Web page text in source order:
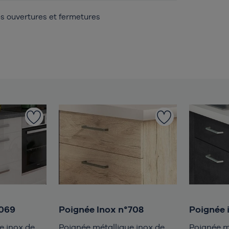
ouvertures et fermetures
Poignée Inox n°708 Poignée